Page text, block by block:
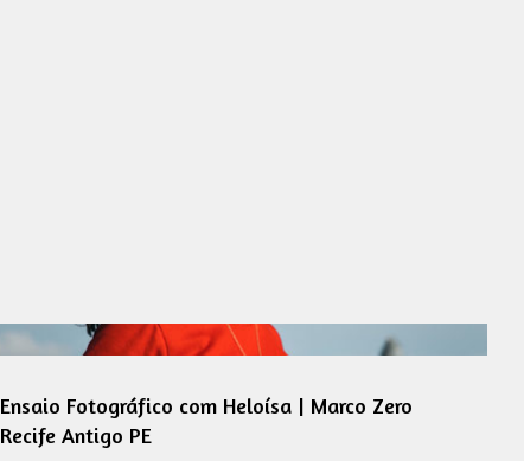
Ensaio Fotográfico com Heloísa | Marco Zero
Recife Antigo PE